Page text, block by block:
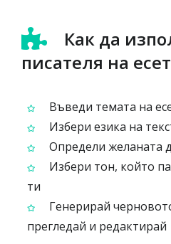
Как да
писателя на
Въведи темата на
Избери езика на
Определи желаната
Избери тон, който
ти
Генерирай
прегледай и редактирай